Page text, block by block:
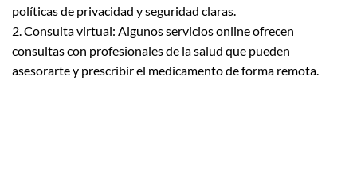
políticas de privacidad y seguridad claras.
2. Consulta virtual: Algunos servicios online ofrecen
consultas con profesionales de la salud que pueden
asesorarte y prescribir el medicamento de forma remota.